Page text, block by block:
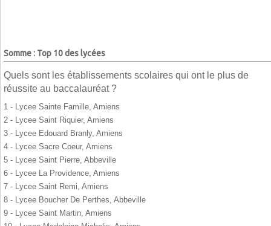
Somme : Top 10 des lycées
Quels sont les établissements scolaires qui ont le plus de
réussite au baccalauréat ?
1 - Lycee Sainte Famille, Amiens
2 - Lycee Saint Riquier, Amiens
3 - Lycee Edouard Branly, Amiens
4 - Lycee Sacre Coeur, Amiens
5 - Lycee Saint Pierre, Abbeville
6 - Lycee La Providence, Amiens
7 - Lycee Saint Remi, Amiens
8 - Lycee Boucher De Perthes, Abbeville
9 - Lycee Saint Martin, Amiens